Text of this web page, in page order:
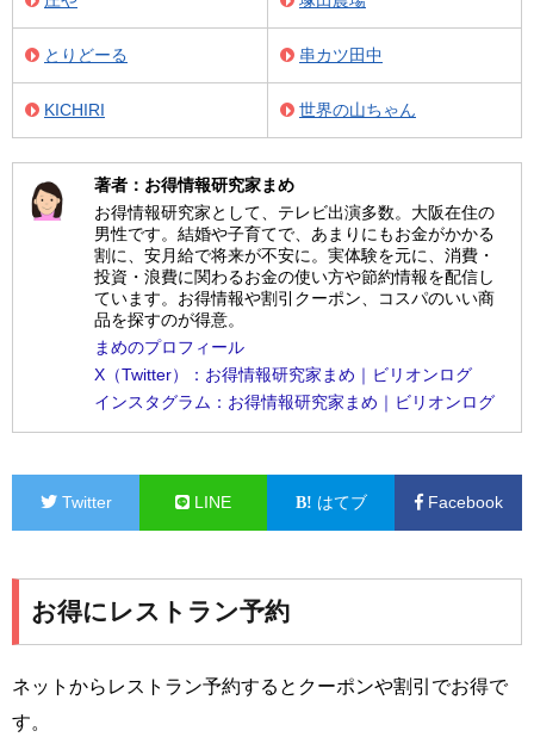
とりどーる 串カツ田中
KICHIRI 世界の山ちゃん
著者：お得情報研究家まめ
お得情報研究家として、テレビ出演多数。大阪在住の
男性です。結婚や子育てで、あまりにもお金がかかる
割に、安月給で将来が不安に。実体験を元に、消費・
投資・浪費に関わるお金の使い方や節約情報を配信し
ています。お得情報や割引クーポン、コスパのいい商
品を探すのが得意。
まめのプロフィール
X（Twitter）：お得情報研究家まめ｜ビリオンログ
インスタグラム：お得情報研究家まめ｜ビリオンログ
Twitter LINE はてブ Facebook
お得にレストラン予約
ネットからレストラン予約するとクーポンや割引でお得で
す。